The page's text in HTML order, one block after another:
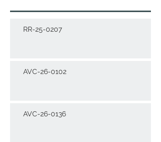
RR-25-0207
AVC-26-0102
AVC-26-0136